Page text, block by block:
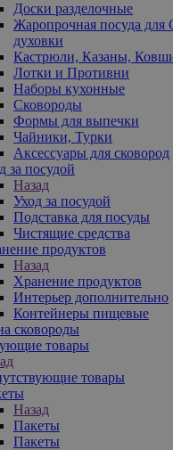
Доски разделочные
Жаропрочная посуда для
духовки
Кастрюли, Казаны,
Лотки и Противни
Наборы кухонные
Сковороды
Формы для выпечки
Чайники, Турки
Аксессуары для сковород
за посудой
Назад
Уход за посудой
Подставка для посуды
Чистящие средства
продуктов
Назад
Хранение продуктов
Интерьер дополнительно
Контейнеры пищевые
сковороды
товары
товары
Назад
Пакеты
Пакеты